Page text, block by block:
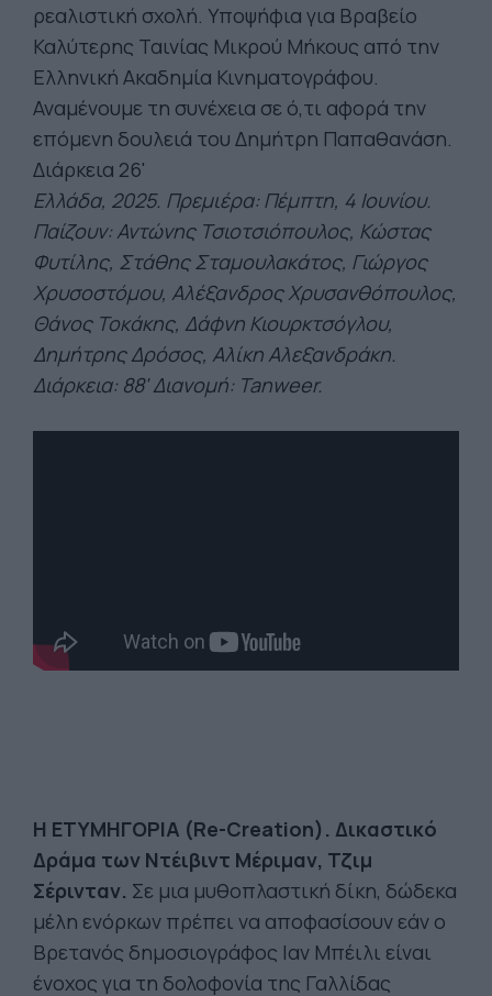
ρεαλιστική σχολή. Υποψήφια για Βραβείο
Καλύτερης Ταινίας Μικρού Μήκους από την
Ελληνική Ακαδημία Κινηματογράφου.
Αναμένουμε τη συνέχεια σε ό,τι αφορά την
επόμενη δουλειά του Δημήτρη Παπαθανάση.
Διάρκεια 26'
Ελλάδα, 2025. Πρεμιέρα: Πέμπτη, 4 Ιουνίου.
Παίζουν: Αντώνης Τσιοτσιόπουλος, Κώστας
Φυτίλης, Στάθης Σταμουλακάτος, Γιώργος
Χρυσοστόμου, Αλέξανδρος Χρυσανθόπουλος,
Θάνος Τοκάκης, Δάφνη Κιουρκτσόγλου,
Δημήτρης Δρόσος, Αλίκη Αλεξανδράκη.
Διάρκεια: 88' Διανομή: Tanweer.
Η ΕΤΥΜΗΓΟΡΙΑ (Re-Creation). Δικαστικό
Δράμα των Ντέιβιντ Μέριμαν, Τζιμ
Σέρινταν. Σε μια μυθοπλαστική δίκη, δώδεκα
μέλη ενόρκων πρέπει να αποφασίσουν εάν ο
Βρετανός δημοσιογράφος Ιαν Μπέιλι είναι
ένοχος για τη δολοφονία της Γαλλίδας